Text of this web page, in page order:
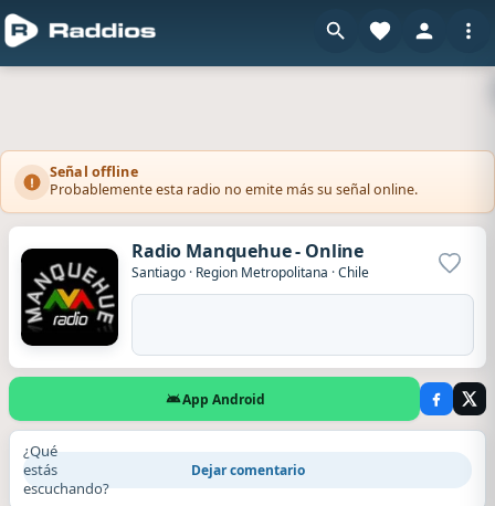
Señal offline
Probablemente esta radio no emite más su señal online.
Radio Manquehue - Online
Santiago · Region Metropolitana ·Chile
App Android
¿Qué
estás
escuchando?
Dejar comentario